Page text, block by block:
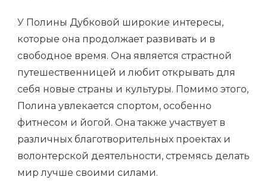
У Полины Дубковой широкие интересы,
которые она продолжает развивать и в
свободное время. Она является страстной
путешественницей и любит открывать для
себя новые страны и культуры. Помимо этого,
Полина увлекается спортом, особенно
фитнесом и йогой. Она также участвует в
различных благотворительных проектах и
волонтерской деятельности, стремясь делать
мир лучше своими силами.